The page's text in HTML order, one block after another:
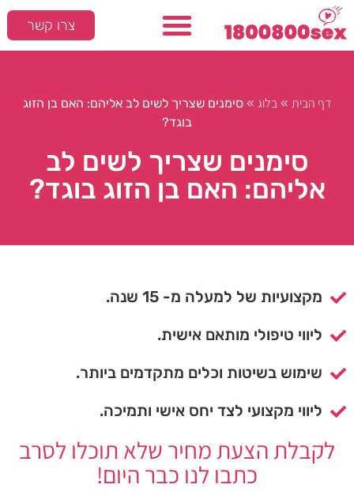
צרו קשר
דף הבית »בלוג »סימנים שצריך לשים לב אליהם: האם בן הזוג
בוגד?
סימנים שצריך לשים לב
אליהם: האם בן הזוג בוגד?
מקצועיות של למעלה מ- 15 שנה.
ליווי טיפולי מותאם אישית.
שימוש בשיטות וכלים מתקדמים ביותר.
ליווי מקצועי לצד יחס אישי ותמיכה.
לקבלת הצעת מחיר שלא תוכלו לסרב
כתבו לנו כבר היום!